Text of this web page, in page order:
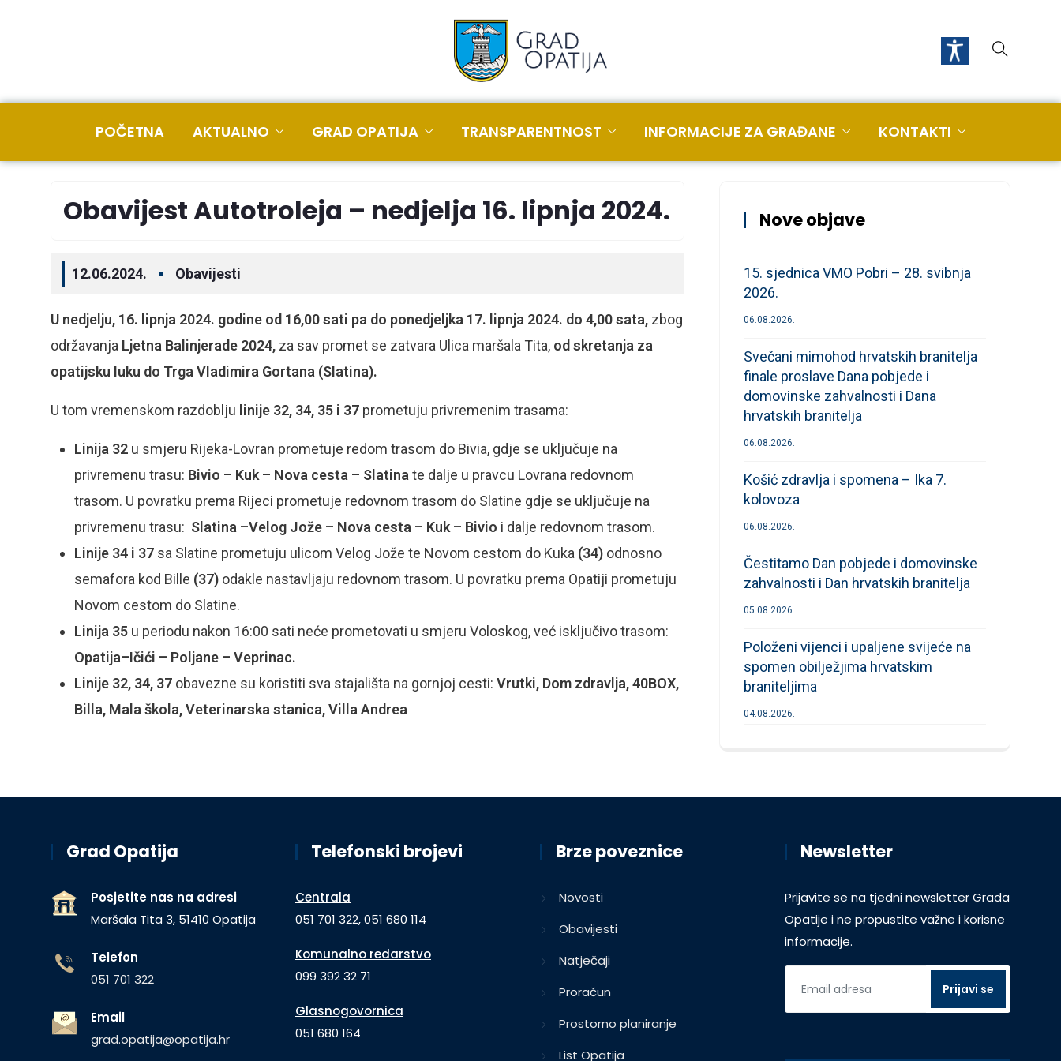
POČETNA AKTUALNO GRAD OPATIJA TRANSPARENTNOST INFORMACIJE ZA GRAĐANE KONTAKTI
Obavijest Autotroleja – nedjelja 16. lipnja 2024.
12.06.2024. Obavijesti
U nedjelju, 16. lipnja 2024. godine od 16,00 sati pa do ponedjeljka 17. lipnja 2024. do 4,00 sata, zbog
održavanja Ljetna Balinjerade 2024, za sav promet se zatvara Ulica maršala Tita, od skretanja za
opatijsku luku do Trga Vladimira Gortana (Slatina).
U tom vremenskom razdoblju linije 32, 34, 35 i 37 prometuju privremenim trasama:
Linija 32 u smjeru Rijeka-Lovran prometuje redom trasom do Bivia, gdje se uključuje na
privremenu trasu: Bivio – Kuk – Nova cesta – Slatina te dalje u pravcu Lovrana redovnom
trasom. U povratku prema Rijeci prometuje redovnom trasom do Slatine gdje se uključuje na
privremenu trasu: Slatina –Velog Jože – Nova cesta – Kuk – Bivio i dalje redovnom trasom.
Linije 34 i 37 sa Slatine prometuju ulicom Velog Jože te Novom cestom do Kuka (34) odnosno
semafora kod Bille (37) odakle nastavljaju redovnom trasom. U povratku prema Opatiji prometuju
Novom cestom do Slatine.
Linija 35 u periodu nakon 16:00 sati neće prometovati u smjeru Voloskog, već isključivo trasom:
Opatija–Ičići – Poljane – Veprinac.
Linije 32, 34, 37 obavezne su koristiti sva stajališta na gornjoj cesti: Vrutki, Dom zdravlja, 40BOX,
Billa, Mala škola, Veterinarska stanica, Villa Andrea
Nove objave
15. sjednica VMO Pobri – 28. svibnja
2026.
06.08.2026.
Svečani mimohod hrvatskih branitelja
finale proslave Dana pobjede i
domovinske zahvalnosti i Dana
hrvatskih branitelja
06.08.2026.
Košić zdravlja i spomena – Ika 7.
kolovoza
06.08.2026.
Čestitamo Dan pobjede i domovinske
zahvalnosti i Dan hrvatskih branitelja
05.08.2026.
Položeni vijenci i upaljene svijeće na
spomen obilježjima hrvatskim
braniteljima
04.08.2026.
Grad Opatija
Posjetite nas na adresi
Maršala Tita 3, 51410 Opatija
Telefon
051 701 322
Email
grad.opatija@opatija.hr
Telefonski brojevi
Centrala
051 701 322, 051 680 114
Komunalno redarstvo
099 392 32 71
Glasnogovornica
051 680 164
Brze poveznice
Novosti
Obavijesti
Natječaji
Proračun
Prostorno planiranje
List Opatija
Newsletter
Prijavite se na tjedni newsletter Grada
Opatije i ne propustite važne i korisne
informacije.